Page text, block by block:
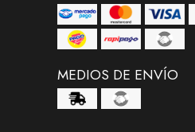
MEDIOS DE ENVÍO